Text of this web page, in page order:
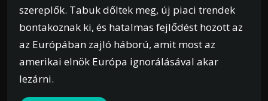
szereplők. Tabuk dőltek meg, új piaci trendek
bontakoznak ki, és hatalmas fejlődést hozott az
az Európában zajló háború, amit most az
amerikai elnök Európa ignorálásával akar
lezárni.